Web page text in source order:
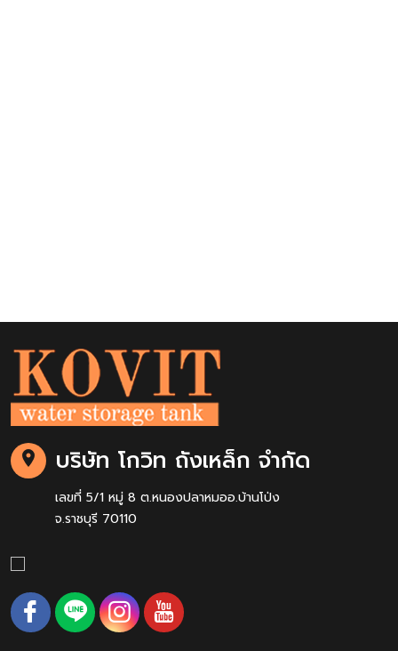
บริษัท โกวิท ถังเหล็ก จำกัด
เลขที่ 5/1 หมู่ 8 ต.หนองปลาหมออ.บ้านโป่ง
จ.ราชบุรี 70110